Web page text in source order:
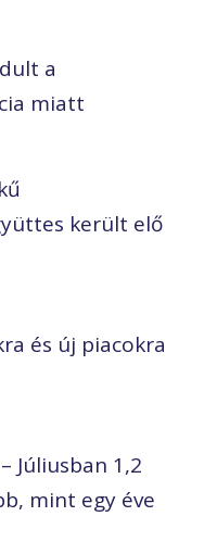
a
miatt
került elő
és új piacokra
Júliusban 1,2
mint egy éve